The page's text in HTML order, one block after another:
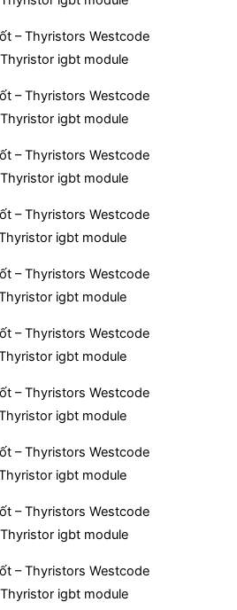
– Thyristors Westcode
igbt module
– Thyristors Westcode
igbt module
– Thyristors Westcode
igbt module
– Thyristors Westcode
igbt module
– Thyristors Westcode
igbt module
– Thyristors Westcode
igbt module
– Thyristors Westcode
igbt module
– Thyristors Westcode
igbt module
– Thyristors Westcode
igbt module
– Thyristors Westcode
igbt module